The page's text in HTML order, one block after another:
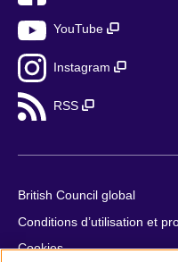
YouTube
Instagram
RSS
British Council global
Conditions d’utilisation et
Cookies